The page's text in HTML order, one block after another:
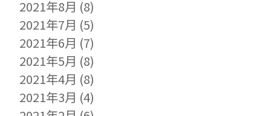
2021年8月 (8)
2021年7月 (5)
2021年6月 (7)
2021年5月 (8)
2021年4月 (8)
2021年3月 (4)